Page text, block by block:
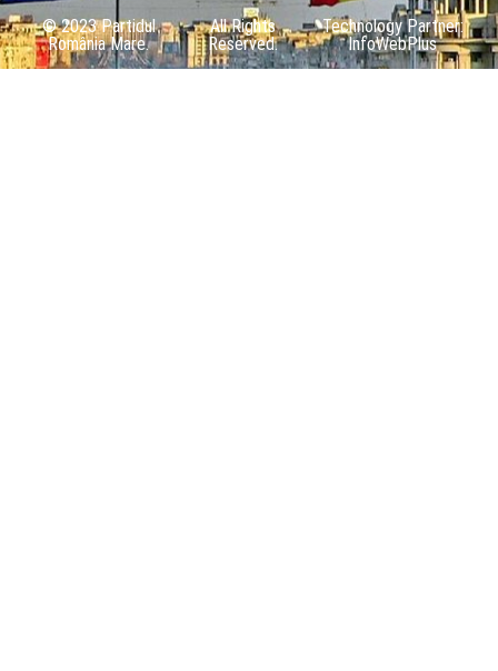
© 2023 Partidul
România Mare.
All Rights
Reserved.
Technology Partner:
InfoWebPlus